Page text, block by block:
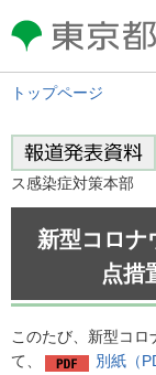
東京都 TOKYO
GOVERNMENT
トップページ
ス感染症対策本部
新型コロナ
点措
このたび、新型コ
て、
別紙（